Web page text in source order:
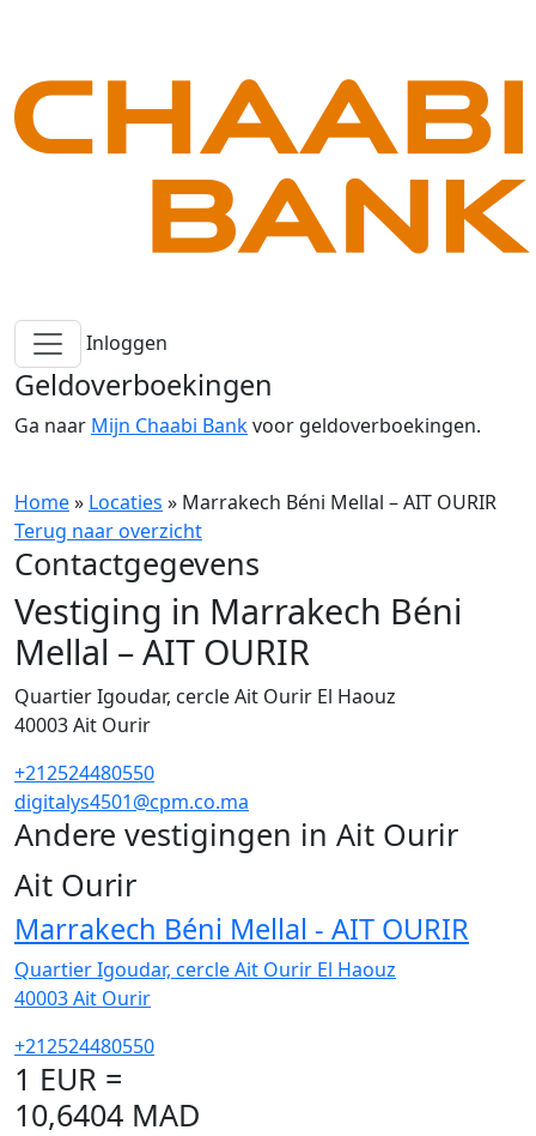
Inloggen
Geldoverboekingen
Ga naar Mijn Chaabi Bankvoor geldoverboekingen.
Home» Locaties » Marrakech Béni Mellal – AIT OURIR
Terug naar overzicht
Contactgegevens
Vestiging in Marrakech Béni
Mellal – AIT OURIR
Quartier Igoudar, cercle Ait Ourir El Haouz
40003Ait Ourir
+212524480550
digitalys4501@cpm.co.ma
Andere vestigingen in Ait Ourir
Ait Ourir
Marrakech Béni Mellal - AIT OURIR
Quartier Igoudar, cercle Ait Ourir El Haouz
40003Ait Ourir
+212524480550
1 EUR =
10,6404 MAD